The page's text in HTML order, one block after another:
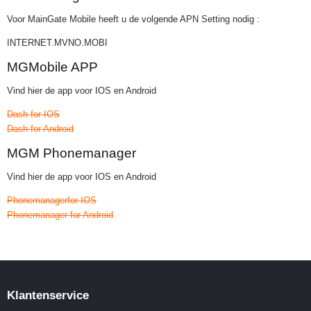
Voor MainGate Mobile heeft u de volgende APN Setting nodig :
INTERNET.MVNO.MOBI
MGMobile APP
Vind hier de app voor IOS en Android
Dash for IOS
Dash for Android
MGM Phonemanager
Vind hier de app voor IOS en Android
Phonemanagerfor IOS
Phonemanager for Android
Klantenservice